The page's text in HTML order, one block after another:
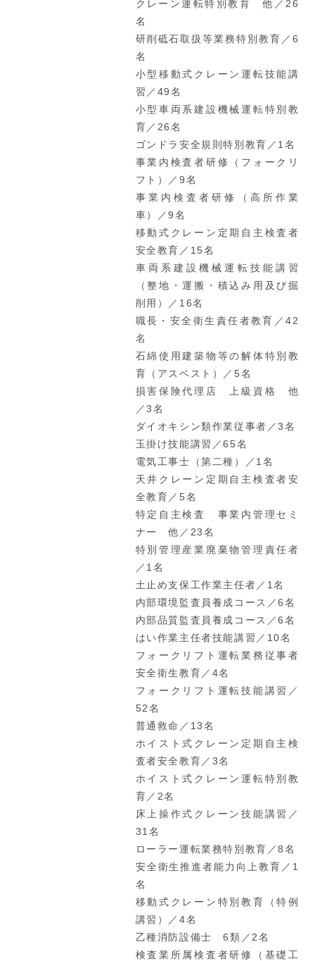
クレーン運転特別教育 他／26
名
研削砥石取扱等業務特別教育／6
名
小型移動式クレーン運転技能講
習／49名
小型車両系建設機械運転特別教
育／26名
ゴンドラ安全規則特別教育／1名
事業内検査者研修（フォークリ
フト）／9名
事業内検査者研修（高所作業
車）／9名
移動式クレーン定期自主検査者
安全教育／15名
車両系建設機械運転技能講習
（整地・運搬・積込み用及び掘
削用）／16名
職長・安全衛生責任者教育／42
名
石綿使用建築物等の解体特別教
育（アスベスト）／5名
損害保険代理店 上級資格 他
／3名
ダイオキシン類作業従事者／3名
玉掛け技能講習／65名
電気工事士（第二種）／1名
天井クレーン定期自主検査者安
全教育／5名
特定自主検査 事業内管理セミ
ナー 他／23名
特別管理産業廃棄物管理責任者
／1名
土止め支保工作業主任者／1名
内部環境監査員養成コース／6名
内部品質監査員養成コース／6名
はい作業主任者技能講習／10名
フォークリフト運転業務従事者
安全衛生教育／4名
フォークリフト運転技能講習／
52名
普通救命／13名
ホイスト式クレーン定期自主検
査者安全教育／3名
ホイスト式クレーン運転特別教
育／2名
床上操作式クレーン技能講習／
31名
ローラー運転業務特別教育／8名
安全衛生推進者能力向上教育／1
名
移動式クレーン特別教育（特例
講習）／4名
乙種消防設備士 6類／2名
検査業所属検査者研修（基礎工